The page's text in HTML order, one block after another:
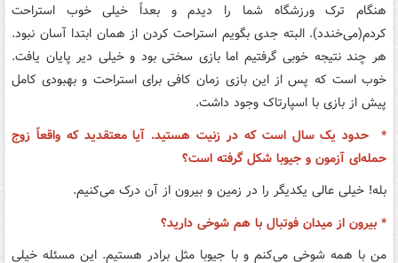
هنگام ترک ورزشگاه شما را دیدم و بعداً خیلی خوب استراحت
کردم(می‌خندد). البته جدی بگویم استراحت کردن از همان ابتدا آسان نبود.
هر چند نتیجه‌ خوبی گرفتیم اما بازی سختی بود و خیلی دیر پایان یافت.
خوب است که پس از این بازی زمان کافی برای استراحت و بهبودی کامل
پیش از بازی با اسپارتاک وجود داشت.
* حدود یک سال است که در زنیت هستید. آیا معتقدید که واقعاً زوج
حمله‌ای آزمون و جیوبا شکل گرفته است؟
بله! خیلی عالی یکدیگر را در زمین و بیرون از آن درک می‌کنیم.
* بیرون از میدان فوتبال با هم شوخی دارید؟
من با همه شوخی می‌کنم و با جیوبا مثل برادر هستیم. این مسئله خیلی